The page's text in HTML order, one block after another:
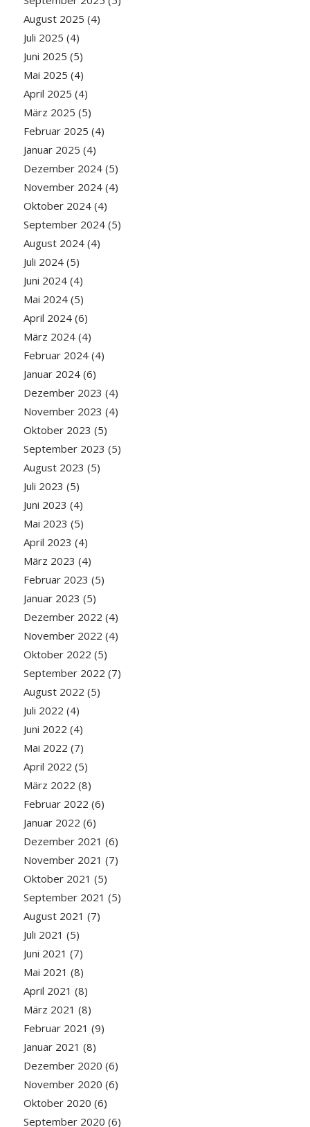
August 2025 (4)
Juli 2025 (4)
Juni 2025 (5)
Mai 2025 (4)
April 2025 (4)
März 2025 (5)
Februar 2025 (4)
Januar 2025 (4)
Dezember 2024(5)
November 2024(4)
Oktober 2024(4)
September 2024(5)
August 2024(4)
Juli 2024(5)
Juni 2024(4)
Mai 2024(5)
April 2024(6)
März 2024(4)
Februar 2024(4)
Januar 2024(6)
Dezember 2023 (4)
November 2023 (4)
Oktober 2023 (5)
September 2023 (5)
August 2023 (5)
Juli 2023 (5)
Juni 2023 (4)
Mai 2023 (5)
April 2023 (4)
März 2023 (4)
Februar 2023 (5)
Januar 2023 (5)
Dezember 2022 (4)
November 2022 (4)
Oktober 2022 (5)
September 2022 (7)
August 2022 (5)
Juli 2022 (4)
Juni 2022 (4)
Mai 2022 (7)
April 2022 (5)
März 2022 (8)
Februar 2022 (6)
Januar 2022 (6)
Dezember 2021 (6)
November 2021 (7)
Oktober 2021 (5)
September 2021 (5)
August 2021 (7)
Juli 2021 (5)
Juni 2021 (7)
Mai 2021 (8)
April 2021 (8)
März 2021 (8)
Februar 2021 (9)
Januar 2021 (8)
Dezember 2020 (6)
November 2020 (6)
Oktober 2020 (6)
September 2020 (6)